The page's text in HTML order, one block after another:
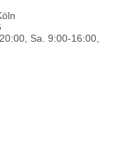
Sa. 9:00-16:00,